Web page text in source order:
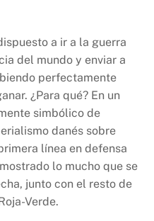
a ir a la guerra
del mundo y enviar a
perfectamente
¿Para qué? En un
simbólico de
danés sobre
línea en defensa
lo mucho que se
junto con el resto de
Verde.